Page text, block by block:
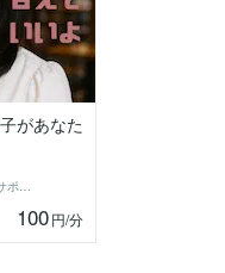
があなた
100円/分